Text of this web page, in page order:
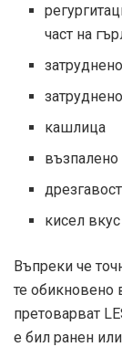
част на
кашлица
възпалено
дрезгавост
кисел вкус
Въпреки че
те обикновено
претоварват
е бил ранен